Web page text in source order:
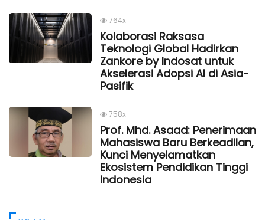
764x
Kolaborasi Raksasa
Teknologi Global Hadirkan
Zankore by Indosat untuk
Akselerasi Adopsi AI di Asia-
Pasifik
758x
Prof. Mhd. Asaad: Penerimaan
Mahasiswa Baru Berkeadilan,
Kunci Menyelamatkan
Ekosistem Pendidikan Tinggi
Indonesia